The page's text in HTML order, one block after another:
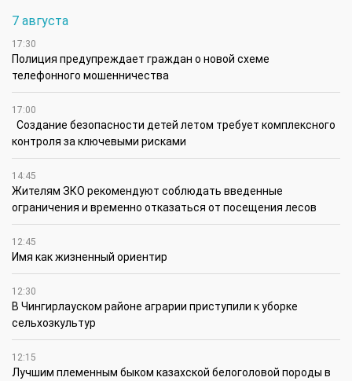
7 августа
17:30
Полиция предупреждает граждан о новой схеме
телефонного мошенничества
17:00
Создание безопасности детей летом требует комплексного
контроля за ключевыми рисками
14:45
Жителям ЗКО рекомендуют соблюдать введенные
ограничения и временно отказаться от посещения лесов
12:45
Имя как жизненный ориентир
12:30
В Чингирлауском районе аграрии приступили к уборке
сельхозкультур
12:15
Лучшим племенным быком казахской белоголовой породы в